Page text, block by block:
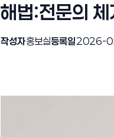
해법:전문의 체
작성자홍보실등록일2026-